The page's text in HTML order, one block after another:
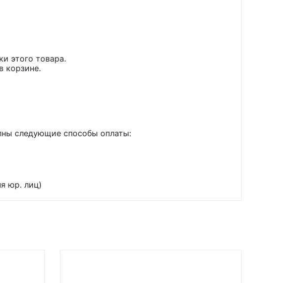
этого товара.
корзине.
следующие способы оплаты:
юр. лиц)